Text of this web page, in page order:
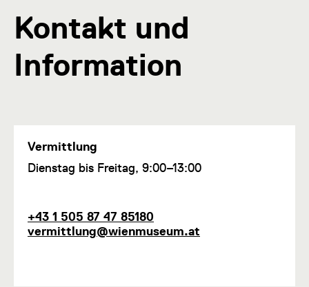
Kontakt und
Information
Vermittlung
F
t
i
Dienstag bis Freitag, 9:00–13:00
T
e
+43 1 505 87 47 85180
E
-
vermittlung@wienmuseum.at